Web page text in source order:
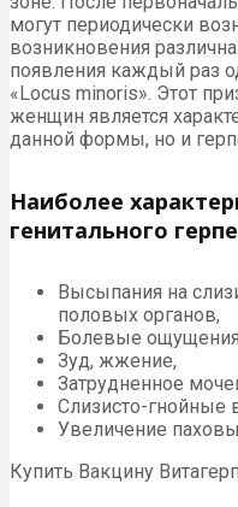
могут периодически
возникновения
появления каждый раз
«Locus minoris». Этот
женщин является
данной формы, но и
Наиболее
генитального
Высыпания на
половых органов,
Болевые
Зуд, жжение,
Затрудненное
Слизисто-гнойные
Увеличение
Купить Вакцину